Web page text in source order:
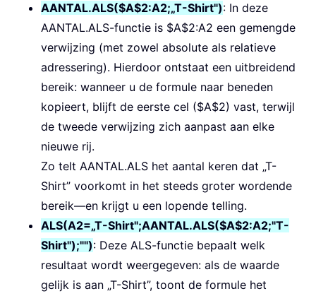
AANTAL.ALS($A$2:A2;„T-Shirt"): In deze
AANTAL.ALS-functie is $A$2:A2 een gemengde
verwijzing (met zowel absolute als relatieve
adressering). Hierdoor ontstaat een uitbreidend
bereik: wanneer u de formule naar beneden
kopieert, blijft de eerste cel ($A$2) vast, terwijl
de tweede verwijzing zich aanpast aan elke
nieuwe rij.
Zo telt AANTAL.ALS het aantal keren dat „T-
Shirt” voorkomt in het steeds groter wordende
bereik—en krijgt u een lopende telling.
ALS(A2=„T-Shirt";AANTAL.ALS($A$2:A2;"T-
Shirt");""): Deze ALS-functie bepaalt welk
resultaat wordt weergegeven: als de waarde
gelijk is aan „T-Shirt”, toont de formule het